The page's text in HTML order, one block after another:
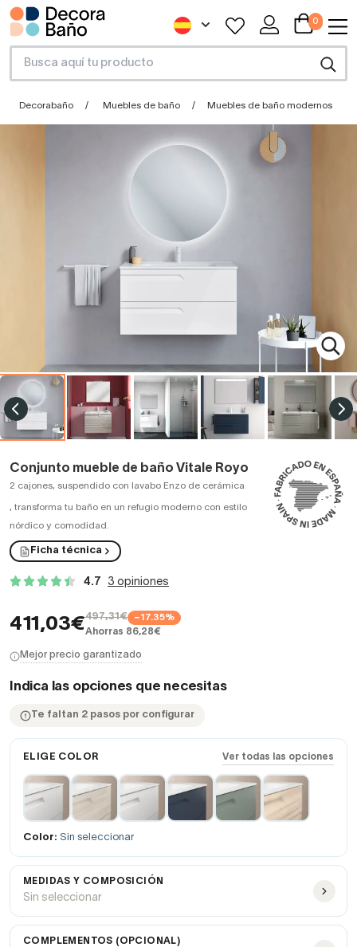
0
Decorabaño Muebles de baño Muebles de baño modernos
Conjunto mueble de baño Vitale Royo
2 cajones, suspendido con lavabo Enzo de cerámica
, transforma tu baño en un refugio moderno con estilo
nórdico y comodidad.
Ficha técnica
4.7 3 opiniones
411,03€497,31€ −17.35%
Ahorras 86,28€
Mejor precio garantizado
Indica las opciones que necesitas
Te faltan 2 pasos por configurar
ELIGE COLOR Ver todas las opciones
Color: Sin seleccionar
MEDIDAS Y COMPOSICIÓN
Sin seleccionar
COMPLEMENTOS (OPCIONAL)